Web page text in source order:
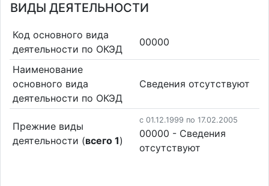
ВИДЫ ДЕЯТЕЛЬНОСТИ
Код основного вида
деятельности по ОКЭД
00000
Наименование
основного вида
деятельности по ОКЭД
Cведения отсутствуют
Прежние виды
деятельности (всего 1)
c 01.12.1999 по 17.02.2005
00000 - Cведения
отсутствуют